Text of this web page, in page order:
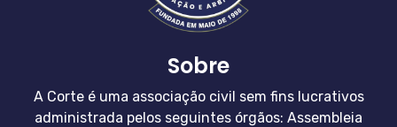
Sobre
A Corte é uma associação civil sem fins lucrativos
administrada pelos seguintes órgãos: Assembleia